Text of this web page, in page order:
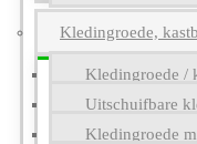
Kledingroede,
Kledingroede /
Uitschuifbare
Kledingroede